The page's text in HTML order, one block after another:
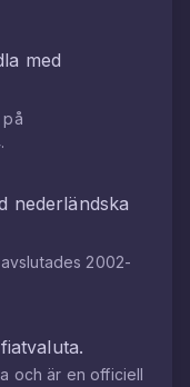
med
på
.
nederländska
avslutades 2002-
och är en officiell